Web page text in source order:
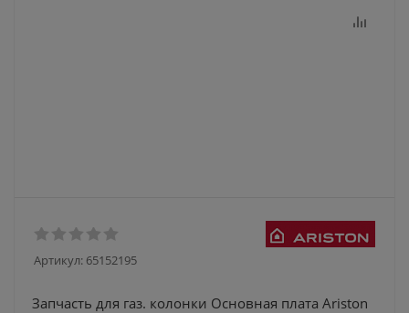
Артикул: 65152195
Запчасть для газ. колонки Основная плата Ariston